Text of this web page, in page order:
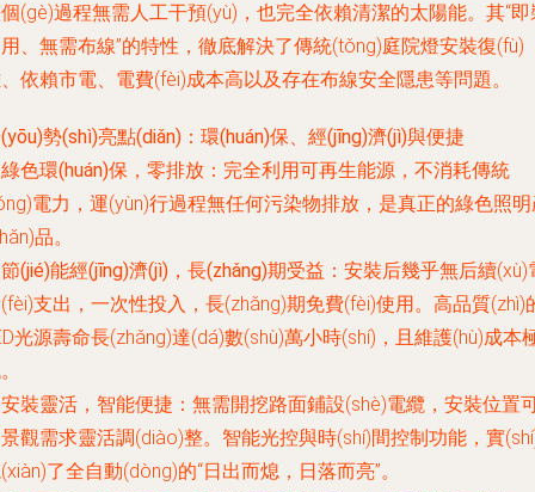
(gè)過程無需人工干預(yù)，也完全依賴清潔的太陽能。其“即
、無需布線”的特性，徹底解決了傳統(tǒng)庭院燈安裝復(fù)
依賴市電、電費(fèi)成本高以及存在布線安全隱患等問題。
勢(shì)亮點(diǎn)：環(huán)保、經(jīng)濟(jì)與便捷
綠色環(huán)保，零排放 ：完全利用可再生能源，不消耗傳統
電力，運(yùn)行過程無任何污染物排放，是真正的綠色照
品。
節(jié)能經(jīng)濟(jì)，長(zhǎng)期受益 ：安裝后幾乎無后續(xù)
支出，一次性投入，長(zhǎng)期免費(fèi)使用。高品質(zhì)
光源壽命長(zhǎng)達(dá)數(shù)萬小時(shí)，且維護(hù)成本
安裝靈活，智能便捷 ：無需開挖路面鋪設(shè)電纜，安裝位置
觀需求靈活調(diào)整。智能光控與時(shí)間控制功能，實
了全自動(dòng)的“日出而熄，日落而亮”。